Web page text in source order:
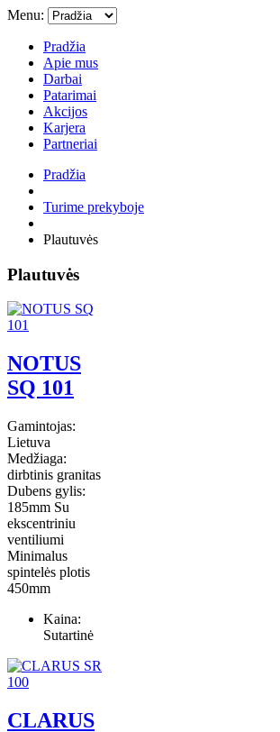
Menu:
Pradžia
Apie mus
Darbai
Patarimai
Akcijos
Karjera
Partneriai
Pradžia
Turime prekyboje
Plautuvės
Plautuvės
NOTUS
SQ 101
Gamintojas:
Lietuva
Medžiaga:
dirbtinis granitas
Dubens gylis:
185mm Su
ekscentriniu
ventiliumi
Minimalus
spintelės plotis
450mm
Kaina:
Sutartinė
CLARUS